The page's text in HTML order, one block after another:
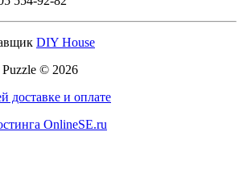
DIY House
© 2026
доставке и оплате
OnlineSE.ru